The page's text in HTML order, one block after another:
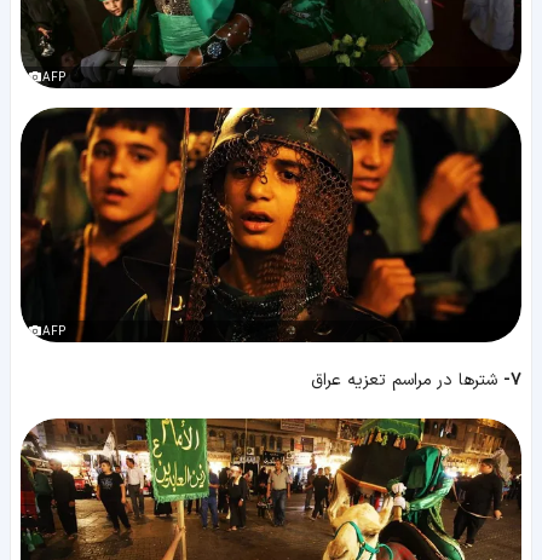
AFP
AFP
7- شترها در مراسم تعزیه عراق